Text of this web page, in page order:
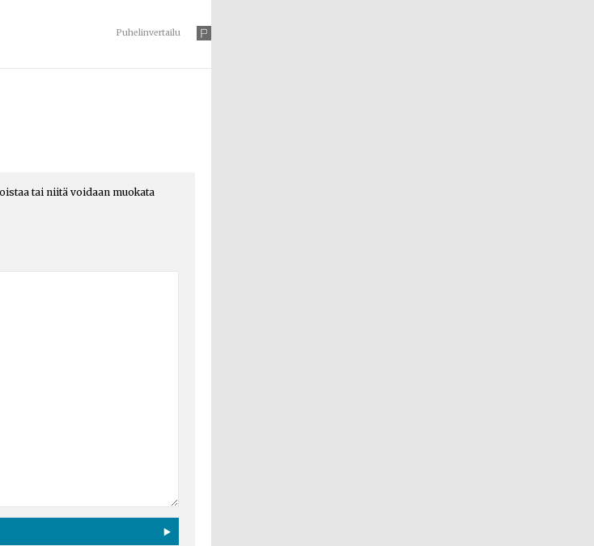
Puhelinvertailu
tai niitä voidaan muokata